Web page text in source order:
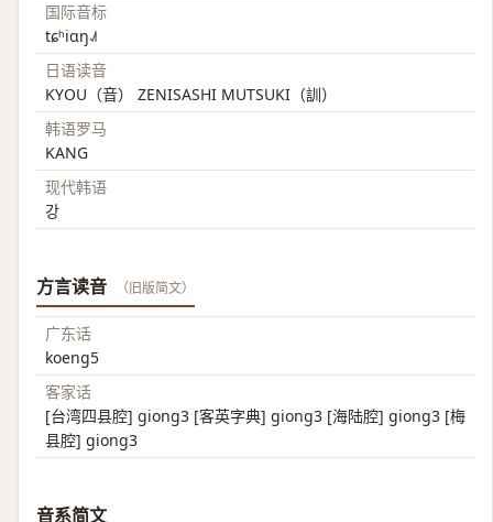
国际音标
tɕʰiɑŋ˨˩˦
日语读音
KYOU（音） ZENISASHI MUTSUKI（訓）
韩语罗马
KANG
现代韩语
강
方言读音 （旧版简文）
广东话
koeng5
客家话
[台湾四县腔] giong3 [客英字典] giong3 [海陆腔] giong3 [梅
县腔] giong3
音系简文